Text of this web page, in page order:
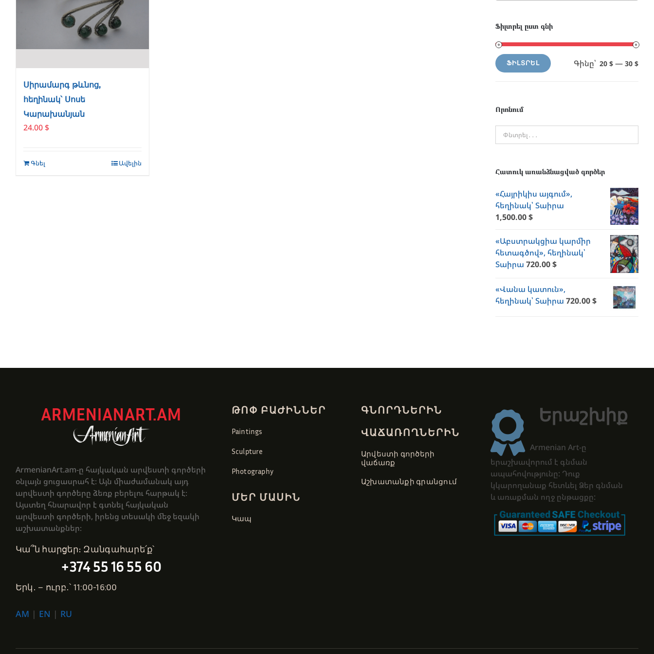
Սիրամարգ թևնոց,
հեղինակ՝ Սոսե
Կարախանյան
24.00 $
Գնել Ավելին
Ֆիլտրել ըստ գնի
Min
MaxՖԻԼՏՐԵԼ Գինը՝ 20 $ — 30 $
Որոնում
Հատուկ առանձնացված գործեր
«Հայրիկիս այգում»,
հեղինակ՝ Տաիրա
1,500.00$
«Աբստրակցիա կարմիր
հետագծով», հեղինակ՝
Տաիրա 720.00$
«Վանա կատուն»,
հեղինակ՝ Տաիրա 720.00$
ARMENIANART.AM
ArmenianArt.am-ը հայկական արվեստի գործերի
օնլայն ցուցասրահ է։ Այն միաժամանակ այդ
արվեստի գործերը ձեռք բերելու հարթակ է։
Այստեղ հնարավոր է գտնել հայկական
արվեստի գործերի, իրենց տեսակի մեջ եզակի
աշխատանքներ։
Կա՞ն հարցեր։ Զանգահարե՛ք՝
+374 55 16 55 60
Երկ․ – ուրբ․՝ 11:00-16:00
AM | EN | RU
ԹՈՓ ԲԱԺԻՆՆԵՐ
Paintings
Sculpture
Photography
ՄԵՐ ՄԱՍԻՆ
Կապ
ԳՆՈՐԴՆԵՐԻՆ
ՎԱՃԱՌՈՂՆԵՐԻՆ
Արվեստի գործերի
վաճառք
Աշխատանքի գրանցում
Երաշխիք
Armenian Art-ը
երաշխավորում է գնման
ապահովությունը: Դուք
կկարողանաք հետևել Ձեր գնման
և առաքման ողջ ընթացքը: